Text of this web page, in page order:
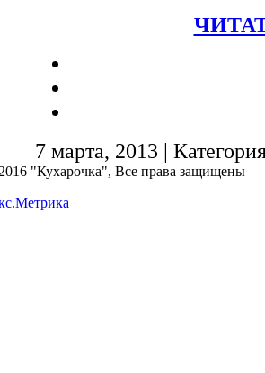
7 марта, 2013 |
"Кухарочка", Все права защищены